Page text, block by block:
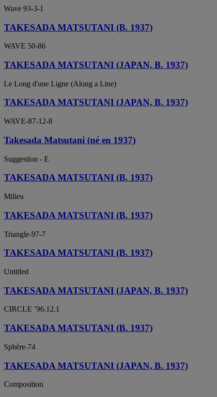
Wave 93-3-1
TAKESADA MATSUTANI (B. 1937)
WAVE 50-86
TAKESADA MATSUTANI (JAPAN, B. 1937)
Le Long d'une Ligne (Along a Line)
TAKESADA MATSUTANI (JAPAN, B. 1937)
WAVE-87-12-8
Takesada Matsutani (né en 1937)
Suggestion - E
TAKESADA MATSUTANI (B. 1937)
Milieu
TAKESADA MATSUTANI (B. 1937)
Triangle-97-7
TAKESADA MATSUTANI (B. 1937)
Untitled
TAKESADA MATSUTANI (JAPAN, B. 1937)
CIRCLE ’96.12.1
TAKESADA MATSUTANI (B. 1937)
Sphère-74
TAKESADA MATSUTANI (JAPAN, B. 1937)
Composition